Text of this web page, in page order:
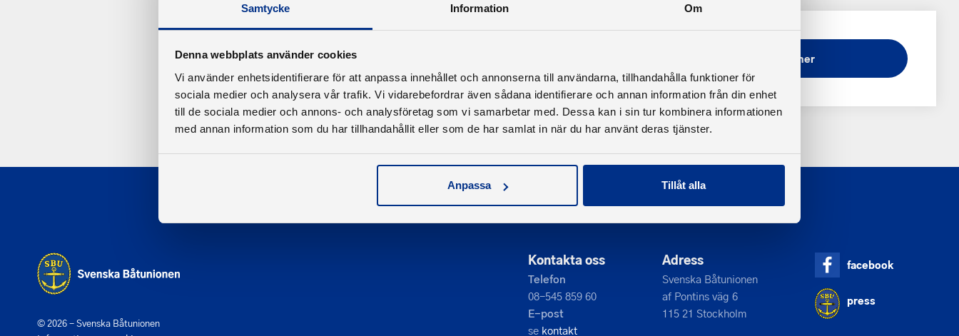
Samtycke Information Om
Denna webbplats använder cookies
Vi använder enhetsidentifierare för att anpassa innehållet och annonserna till användarna, tillhandahålla funktioner för
sociala medier och analysera vår trafik. Vi vidarebefordrar även sådana identifierare och annan information från din enhet
till de sociala medier och annons- och analysföretag som vi samarbetar med. Dessa kan i sin tur kombinera informationen
med annan information som du har tillhandahållit eller som de har samlat in när du har använt deras tjänster.
Anpassa Tillåt alla
Ladda ner
© 2026 - Svenska Båtunionen
Kontakta oss
Telefon
08-545 859 60
E-post
se kontakt
Adress
Svenska Båtunionen
af Pontins väg 6
115 21 Stockholm
facebook
press